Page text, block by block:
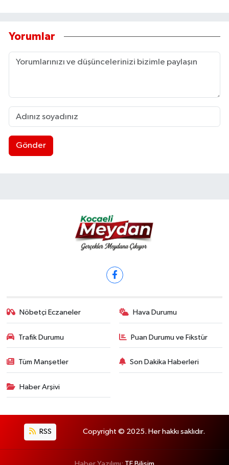
Yorumlar
Gönder
Nöbetçi Eczaneler Hava Durumu
Trafik Durumu Puan Durumu ve Fikstür
Tüm Manşetler Son Dakika Haberleri
Haber Arşivi
RSS Copyright © 2025. Her hakkı saklıdır.
Haber Yazılımı: TE Bilişim